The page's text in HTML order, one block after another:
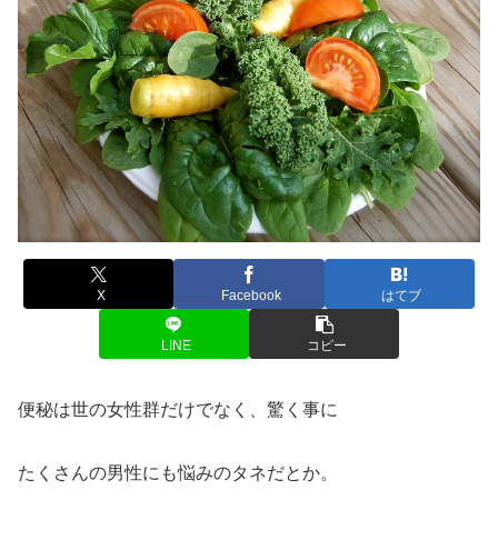
X Facebook はてブ
LINE コピー
便秘は世の女性群だけでなく、驚く事に
たくさんの男性にも悩みのタネだとか。